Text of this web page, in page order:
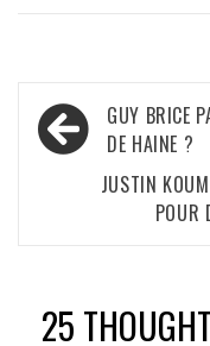
Navigation
de
l’article
GUY BRICE
DE HAINE ?
JUSTIN
POUR
25